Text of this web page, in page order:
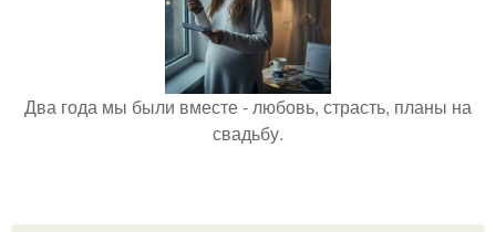
Два года мы были вместе - любовь, страсть, планы на
свадьбу.